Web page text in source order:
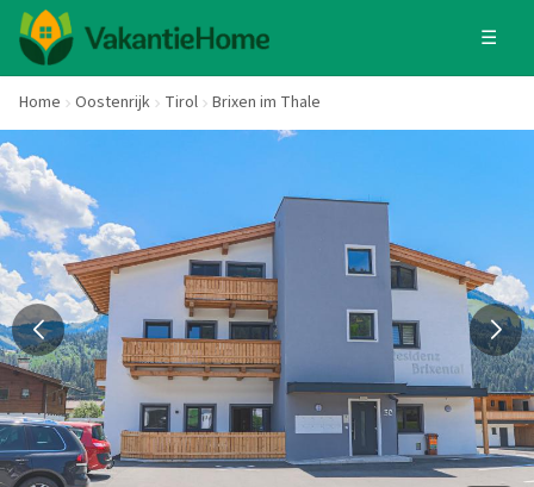
☰
Home Oostenrijk Tirol Brixen im Thale